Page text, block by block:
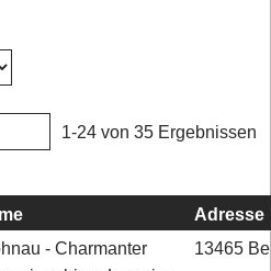
1-24 von 35 Ergebnissen
Adresse
- Charmanter
13465